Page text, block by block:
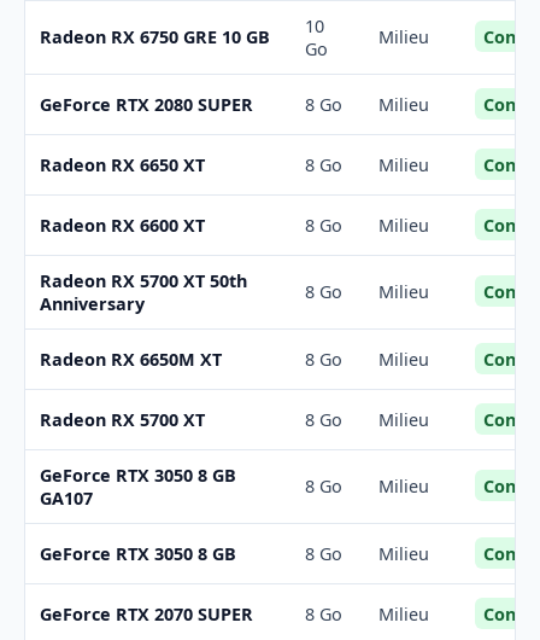
Radeon RX 6750 GRE 10 GB
10
Go
Milieu
GeForce RTX 2080 SUPER 8 Go Milieu
Radeon RX 6650 XT 8 Go Milieu
Radeon RX 6600 XT 8 Go Milieu
Radeon RX 5700 XT 50th
Anniversary
8 Go Milieu
Radeon RX 6650M XT 8 Go Milieu
Radeon RX 5700 XT 8 Go Milieu
GeForce RTX 3050 8 GB
GA107
8 Go Milieu
GeForce RTX 3050 8 GB 8 Go Milieu
GeForce RTX 2070 SUPER 8 Go Milieu